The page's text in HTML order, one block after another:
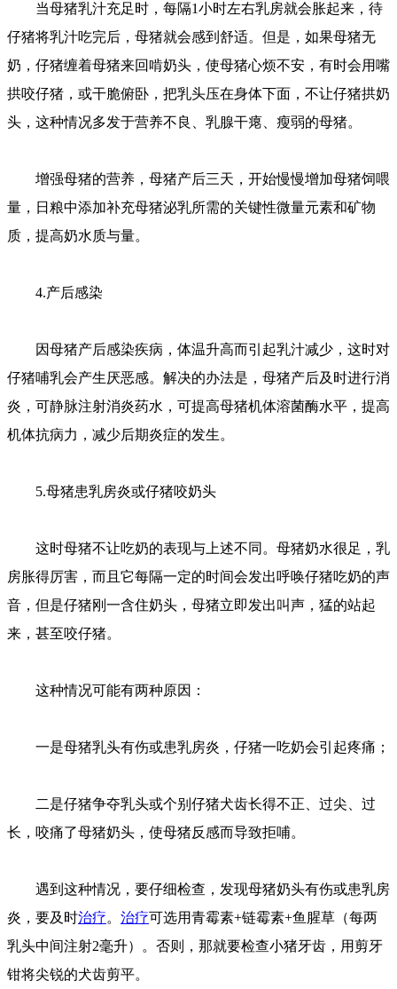
当母猪乳汁充足时，每隔1小时左右乳房就会胀起来，待
仔猪将乳汁吃完后，母猪就会感到舒适。但是，如果母猪无
奶，仔猪缠着母猪来回啃奶头，使母猪心烦不安，有时会用嘴
拱咬仔猪，或干脆俯卧，把乳头压在身体下面，不让仔猪拱奶
头，这种情况多发于营养不良、乳腺干瘪、瘦弱的母猪。
增强母猪的营养，母猪产后三天，开始慢慢增加母猪饲喂
量，日粮中添加补充母猪泌乳所需的关键性微量元素和矿物
质，提高奶水质与量。
4.产后感染
因母猪产后感染疾病，体温升高而引起乳汁减少，这时对
仔猪哺乳会产生厌恶感。解决的办法是，母猪产后及时进行消
炎，可静脉注射消炎药水，可提高母猪机体溶菌酶水平，提高
机体抗病力，减少后期炎症的发生。
5.母猪患乳房炎或仔猪咬奶头
这时母猪不让吃奶的表现与上述不同。母猪奶水很足，乳
房胀得厉害，而且它每隔一定的时间会发出呼唤仔猪吃奶的声
音，但是仔猪刚一含住奶头，母猪立即发出叫声，猛的站起
来，甚至咬仔猪。
这种情况可能有两种原因：
一是母猪乳头有伤或患乳房炎，仔猪一吃奶会引起疼痛；
二是仔猪争夺乳头或个别仔猪犬齿长得不正、过尖、过
长，咬痛了母猪奶头，使母猪反感而导致拒哺。
遇到这种情况，要仔细检查，发现母猪奶头有伤或患乳房
炎，要及时治疗。 治疗可选用青霉素+链霉素+鱼腥草（每两
乳头中间注射2毫升）。否则，那就要检查小猪牙齿，用剪牙
钳将尖锐的犬齿剪平。